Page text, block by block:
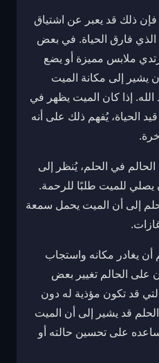
ذلك قد يعبر عن اشتياق
فارق الحياة. في بعض
ملابس مميزة أو يضع
يشير إلى مكانة الميت
إذا كان الميت يظهر في
الحياة، يُفهم ذلك على أنه
الحالم في الحلم، يُنظر إلى
يصلي للميت طلبًا للرحمة.
إلى أن الميت يحمل سمعة
أن يغادر مكانه واستجاب
على الحالم تغيير بعض
قد تكون مؤذية له دون
قد يشير إلى أن الميت
على تحسين حالته أو